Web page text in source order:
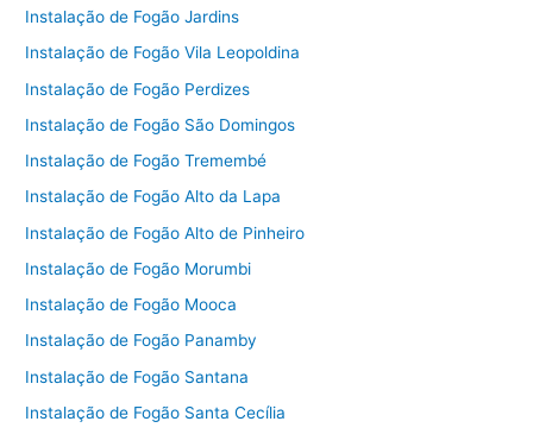
Instalação de Fogão Jardins
Instalação de Fogão Vila Leopoldina
Instalação de Fogão Perdizes
Instalação de Fogão São Domingos
Instalação de Fogão Tremembé
Instalação de Fogão Alto da Lapa
Instalação de Fogão Alto de Pinheiro
Instalação de Fogão Morumbi
Instalação de Fogão Mooca
Instalação de Fogão Panamby
Instalação de Fogão Santana
Instalação de Fogão Santa Cecília